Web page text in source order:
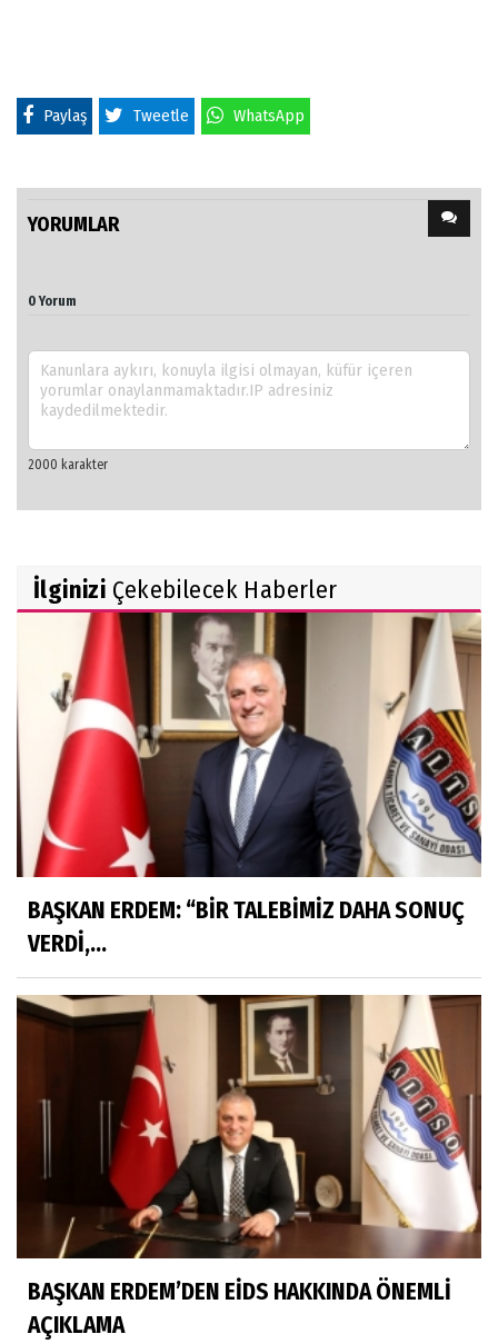
Paylaş Tweetle WhatsApp
YORUMLAR
0 Yorum
İlginizi Çekebilecek Haberler
BAŞKAN ERDEM: “BİR TALEBİMİZ DAHA SONUÇ
VERDİ,...
BAŞKAN ERDEM’DEN EİDS HAKKINDA ÖNEMLİ
AÇIKLAMA